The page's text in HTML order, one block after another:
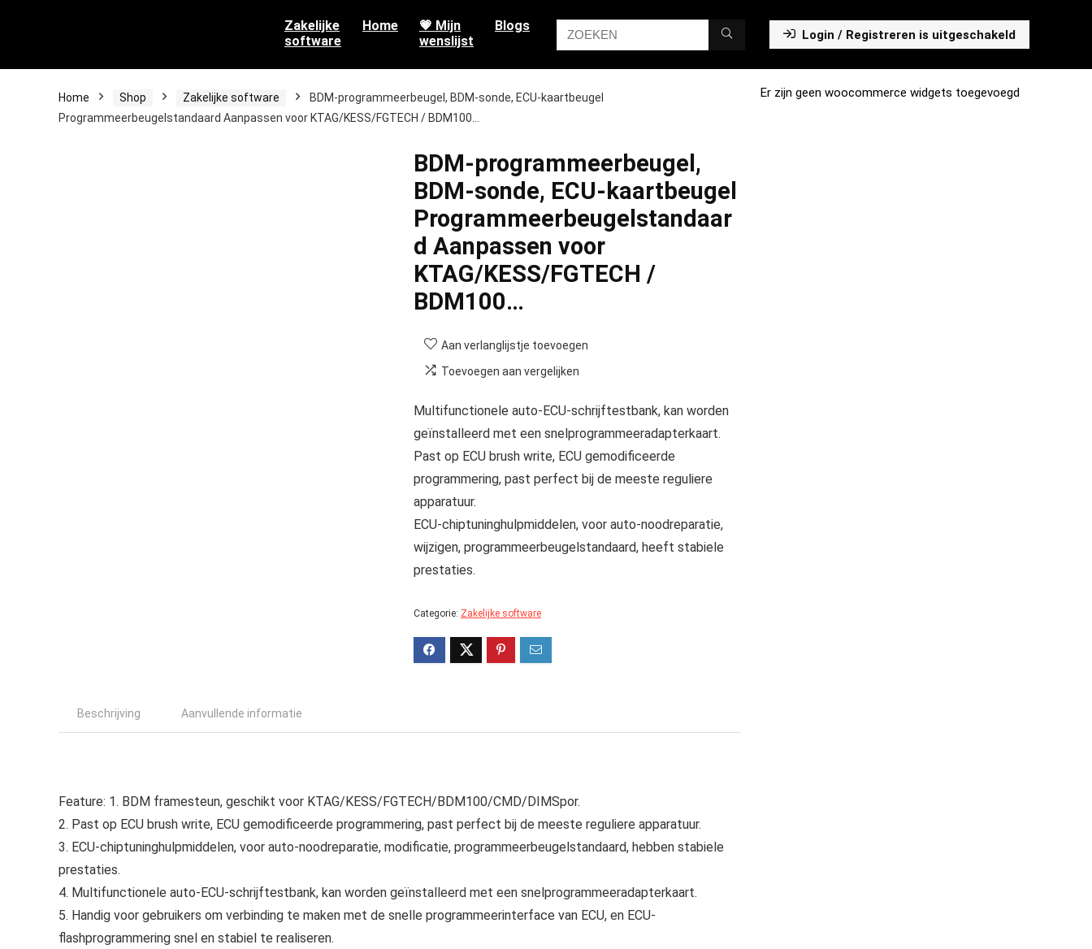
Zakelijke
software
Home
💗 Mijn
wenslijst
Blogs
Login / Registreren is uitgeschakeld
Home Shop Zakelijke software
BDM-programmeerbeugel, BDM-sonde, ECU-kaartbeugel
Programmeerbeugelstandaard Aanpassen voor KTAG/KESS/FGTECH / BDM100…
BDM-programmeerbeugel,
BDM-sonde, ECU-kaartbeugel
Programmeerbeugelstandaar
d Aanpassen voor
KTAG/KESS/FGTECH /
BDM100…
Aan verlanglijstje toevoegen
Toevoegen aan vergelijken
Multifunctionele auto-ECU-schrijftestbank, kan worden
geïnstalleerd met een snelprogrammeeradapterkaart.
Past op ECU brush write, ECU gemodificeerde
programmering, past perfect bij de meeste reguliere
apparatuur.
ECU-chiptuninghulpmiddelen, voor auto-noodreparatie,
wijzigen, programmeerbeugelstandaard, heeft stabiele
prestaties.
Categorie: Zakelijke software
Beschrijving Aanvullende informatie
Feature: 1. BDM framesteun, geschikt voor KTAG/KESS/FGTECH/BDM100/CMD/DIMSpor.
2. Past op ECU brush write, ECU gemodificeerde programmering, past perfect bij de meeste reguliere apparatuur.
3. ECU-chiptuninghulpmiddelen, voor auto-noodreparatie, modificatie, programmeerbeugelstandaard, hebben stabiele
prestaties.
4. Multifunctionele auto-ECU-schrijftestbank, kan worden geïnstalleerd met een snelprogrammeeradapterkaart.
5. Handig voor gebruikers om verbinding te maken met de snelle programmeerinterface van ECU, en ECU-
flashprogrammering snel en stabiel te realiseren.
Er zijn geen woocommerce widgets toegevoegd